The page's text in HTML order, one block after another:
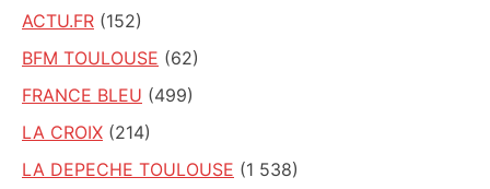
ACTU.FR (152)
BFM TOULOUSE (62)
FRANCE BLEU (499)
LA CROIX (214)
LA DEPECHE TOULOUSE (1 538)